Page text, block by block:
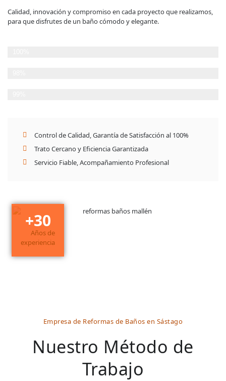
Calidad, innovación y compromiso en cada proyecto que realizamos,
para que disfrutes de un baño cómodo y elegante.
Control de Calidad, Garantía de Satisfacción al 100%
Trato Cercano y Eficiencia Garantizada
Servicio Fiable, Acompañamiento Profesional
+30
Años de
experiencia
Empresa de Reformas de Baños en Sástago
Nuestro Método de
Trabajo